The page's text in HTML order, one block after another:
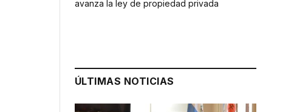
avanza la ley de propiedad privada
ÚLTIMAS NOTICIAS